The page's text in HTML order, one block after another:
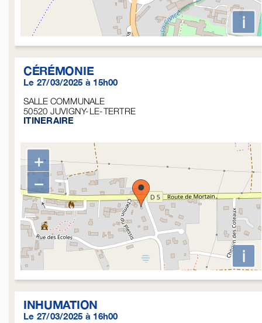
i
CÉRÉMONIE
Le 27/03/2025 à 15h00
SALLE COMMUNALE
50520 JUVIGNY-LE-TERTRE
ITINERAIRE
+
−
i
INHUMATION
Le 27/03/2025 à 16h00